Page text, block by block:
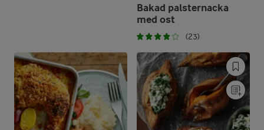
Bakad palsternacka
med ost
(23)